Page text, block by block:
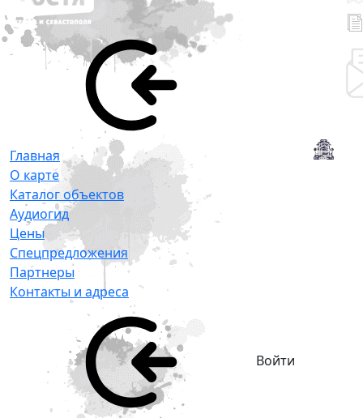
Главная
О карте
Каталог объектов
Аудиогид
Цены
Спецпредложения
Партнеры
Контакты и адреса
Войти